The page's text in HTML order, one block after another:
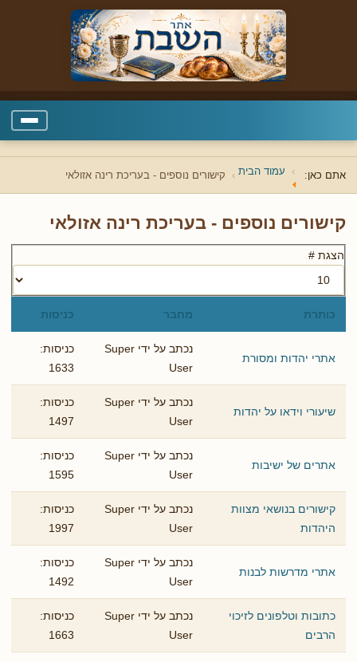
אתם כאן: עמוד הבית קישורים נוספים - בעריכת רינה אזולאי
קישורים נוספים - בעריכת רינה אזולאי
הצגת #
כותרת מחבר כניסות
אתרי יהדות ומסורת
נכתב על ידי Super
User
כניסות:
1633
שיעורי וידאו על יהדות
נכתב על ידי Super
User
כניסות:
1497
אתרים של ישיבות
נכתב על ידי Super
User
כניסות:
1595
קישורים בנושאי מצוות
היהדות
נכתב על ידי Super
User
כניסות:
1997
אתרי מדרשות לבנות
נכתב על ידי Super
User
כניסות:
1492
כתובות וטלפונים לזיכוי
הרבים
נכתב על ידי Super
User
כניסות:
1663